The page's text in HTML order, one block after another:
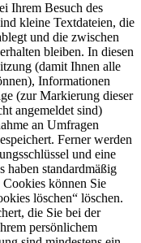
Ihrem Besuch des
kleine Textdateien, die
und die zwischen
bleiben. In diesen
(damit Ihnen alle
Informationen
(zur Markierung dieser
angemeldet sind)
an Umfragen
Ferner werden
und eine
haben standardmäßig
können Sie
löschen“ löschen.
die Sie bei der
persönlichem